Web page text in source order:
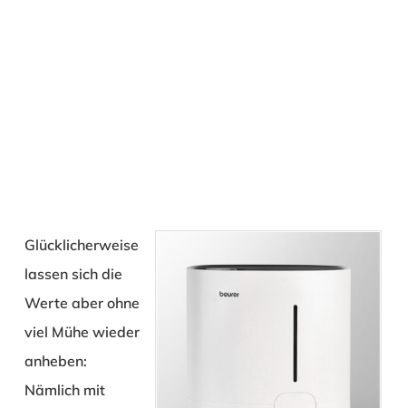
Glücklicherweise
lassen sich die
Werte aber ohne
viel Mühe wieder
anheben:
Nämlich mit